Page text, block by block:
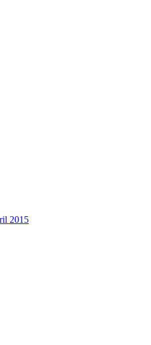
2015